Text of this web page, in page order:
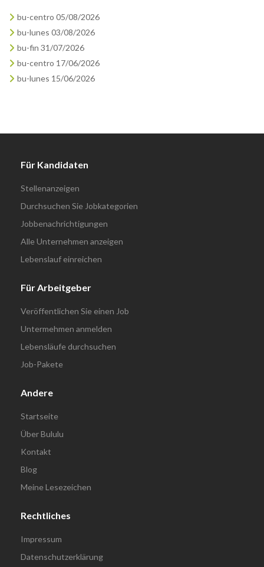
bu-centro 05/08/2026
bu-lunes 03/08/2026
bu-fin 31/07/2026
bu-centro 17/06/2026
bu-lunes 15/06/2026
Für Kandidaten
Stellenanzeigen
Durchsuchen Sie Jobkategorien
Jobbenachrichtigungen
Alle Unternehmen anzeigen
Lebenslauf einreichen
Für Arbeitgeber
Veröffentlichen Sie einen Job
Untermehmen anmelden
Lebensläufe durchsuchen
Job-Pakete
Andere
Startseite
Über Bululu
Kontakt
Blog
Meine Lesezeichen
Rechtliches
Impressum
Datenschutzerklärung